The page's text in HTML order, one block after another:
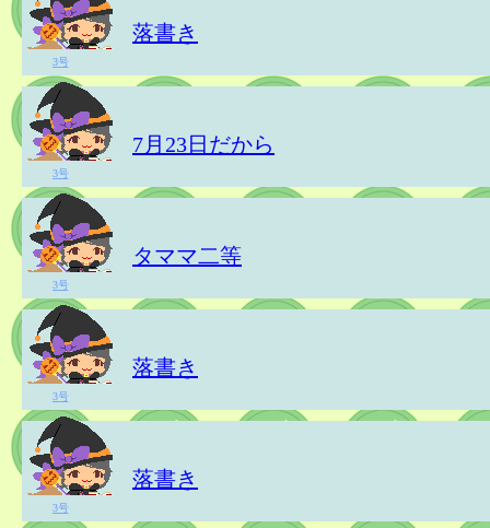
落書き
3号
7月23日だから
3号
タママ二等
3号
落書き
3号
落書き
3号